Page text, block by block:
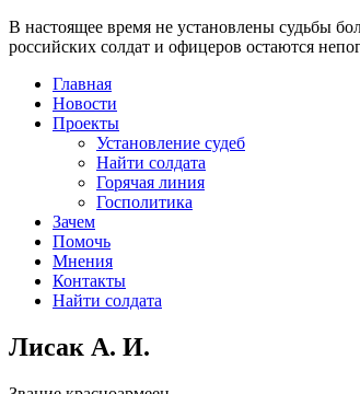
В настоящее время не установлены судьбы
российских солдат и офицеров остаются
Главная
Новости
Проекты
Установление судеб
Найти солдата
Горячая линия
Госполитика
Зачем
Помочь
Мнения
Контакты
Найти солдата
Лисак А. И.